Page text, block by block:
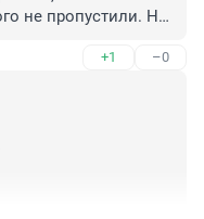
не пропустили. Но
+1 –0